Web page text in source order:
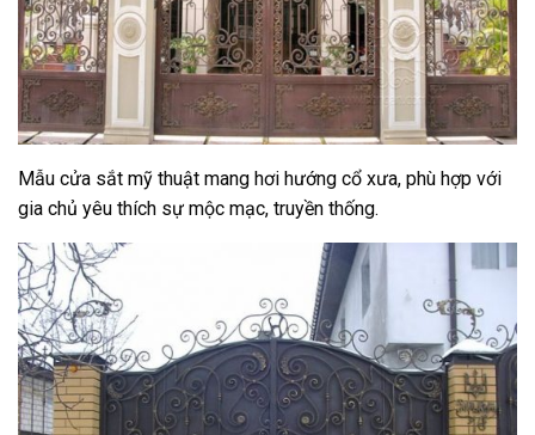
Mẫu cửa sắt mỹ thuật mang hơi hướng cổ xưa, phù hợp với
gia chủ yêu thích sự mộc mạc, truyền thống.